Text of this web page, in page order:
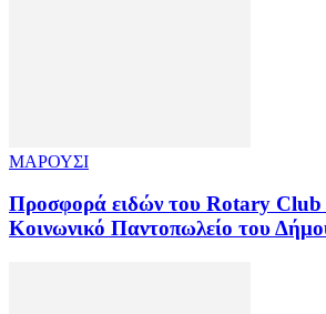
ΜΑΡΟΥΣΙ
Προσφορά ειδών του Rotary Club
Κοινωνικό Παντοπωλείο του